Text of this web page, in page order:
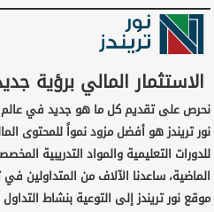
الاستثمار المالي برؤية
نحرص على تقديم كل ما هو جديد في عالم
نور تريندز هو أفضل مزود نمواً للمحتوى
للدورات التعليمية والمواد التدريبية
الماضية، ساعدنا الآلاف من المتداولين
موقع نور تريندز إلى التوعية بنشاط